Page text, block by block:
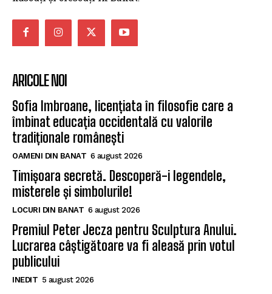
ARICOLE NOI
Sofia Imbroane, licențiata în filosofie care a
îmbinat educația occidentală cu valorile
tradiționale românești
OAMENI DIN BANAT 6 august 2026
Timișoara secretă. Descoperă-i legendele,
misterele și simbolurile!
LOCURI DIN BANAT 6 august 2026
Premiul Peter Jecza pentru Sculptura Anului.
Lucrarea câștigătoare va fi aleasă prin votul
publicului
INEDIT 5 august 2026